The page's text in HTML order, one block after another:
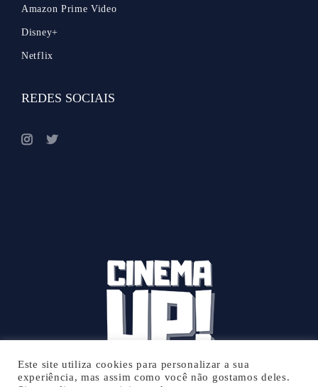
Amazon Prime Video
Disney+
Netflix
REDES SOCIAIS
Este site utiliza cookies para personalizar a sua
experiência, mas assim como você não gostamos deles.